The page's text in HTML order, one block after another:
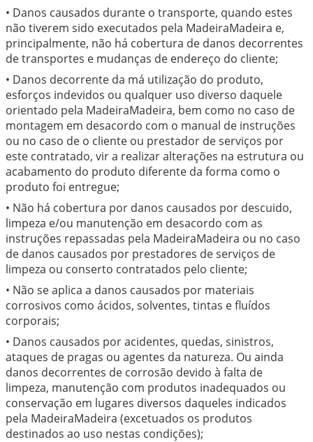
• Danos causados durante o transporte, quando estes
não tiverem sido executados pela MadeiraMadeira e,
principalmente, não há cobertura de danos decorrentes
de transportes e mudanças de endereço do cliente;
• Danos decorrente da má utilização do produto,
esforços indevidos ou qualquer uso diverso daquele
orientado pela MadeiraMadeira, bem como no caso de
montagem em desacordo com o manual de instruções
ou no caso de o cliente ou prestador de serviços por
este contratado, vir a realizar alterações na estrutura ou
acabamento do produto diferente da forma como o
produto foi entregue;
• Não há cobertura por danos causados por descuido,
limpeza e/ou manutenção em desacordo com as
instruções repassadas pela MadeiraMadeira ou no caso
de danos causados por prestadores de serviços de
limpeza ou conserto contratados pelo cliente;
• Não se aplica a danos causados por materiais
corrosivos como ácidos, solventes, tintas e fluídos
corporais;
• Danos causados por acidentes, quedas, sinistros,
ataques de pragas ou agentes da natureza. Ou ainda
danos decorrentes de corrosão devido à falta de
limpeza, manutenção com produtos inadequados ou
conservação em lugares diversos daqueles indicados
pela MadeiraMadeira (excetuados os produtos
destinados ao uso nestas condições);